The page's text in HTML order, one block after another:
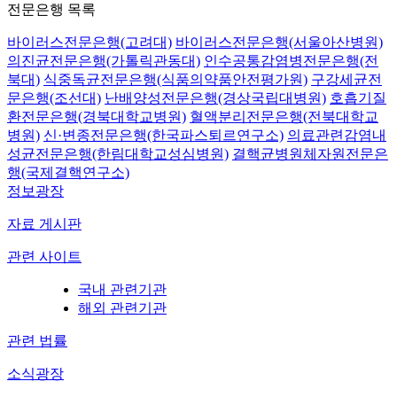
전문은행 목록
바이러스전문은행(고려대) 바이러스전문은행(서울아산병원)
의진균전문은행(가톨릭관동대) 인수공통감염병전문은행(전
북대) 식중독균전문은행(식품의약품안전평가원) 구강세균전
문은행(조선대) 난배양성전문은행(경상국립대병원) 호흡기질
환전문은행(경북대학교병원) 혈액분리전문은행(전북대학교
병원) 신·변종전문은행(한국파스퇴르연구소) 의료관련감염내
성균전문은행(한림대학교성심병원) 결핵균병원체자원전문은
행(국제결핵연구소)
정보광장
자료 게시판
관련 사이트
국내 관련기관
해외 관련기관
관련 법률
소식광장